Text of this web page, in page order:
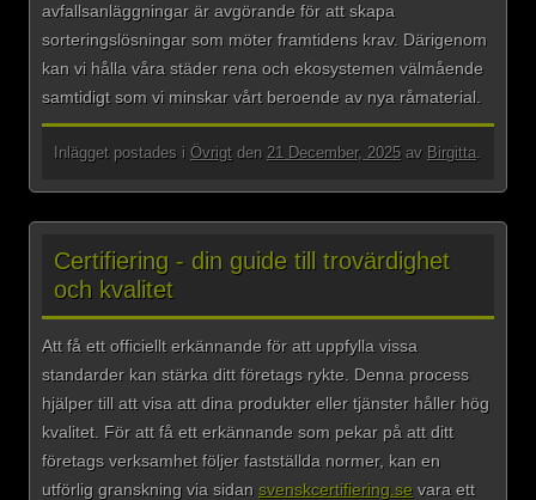
avfallsanläggningar är avgörande för att skapa
sorteringslösningar som möter framtidens krav. Därigenom
kan vi hålla våra städer rena och ekosystemen välmående
samtidigt som vi minskar vårt beroende av nya råmaterial.
Inlägget postades i Övrigt den 21 December, 2025 av Birgitta.
Certifiering - din guide till trovärdighet
och kvalitet
Att få ett officiellt erkännande för att uppfylla vissa
standarder kan stärka ditt företags rykte. Denna process
hjälper till att visa att dina produkter eller tjänster håller hög
kvalitet. För att få ett erkännande som pekar på att ditt
företags verksamhet följer fastställda normer, kan en
utförlig granskning via sidan svenskcertifiering.se vara ett